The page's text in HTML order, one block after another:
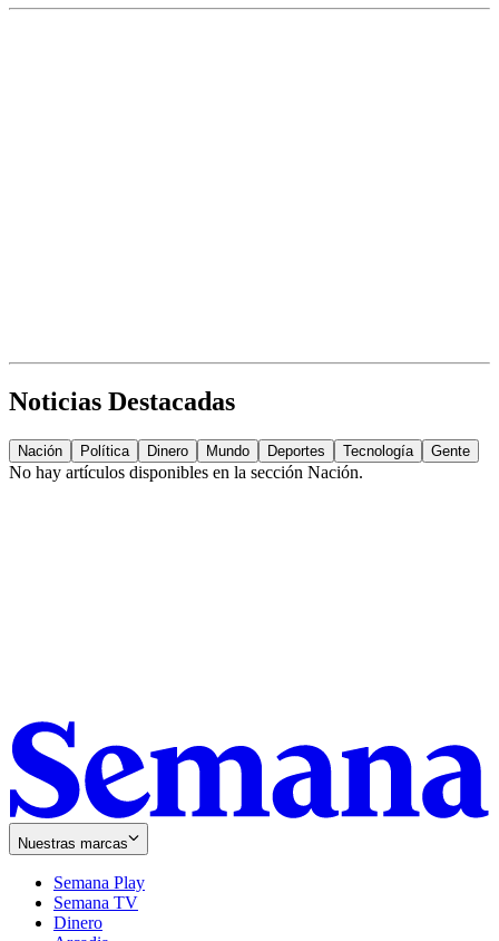
Noticias Destacadas
Nación Política Dinero Mundo Deportes Tecnología Gente
No hay artículos disponibles en la sección Nación.
Nuestras marcas
Semana Play
Semana TV
Dinero